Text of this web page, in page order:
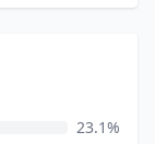
23.1%